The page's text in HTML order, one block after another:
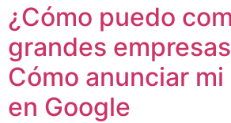
¿Cómo puedo
grandes
Cómo anunciar
en Google